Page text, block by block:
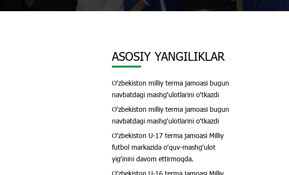
ASOSIY YANGILIKLAR
Oʻzbekiston milliy terma jamoasi bugun
navbatdagi mashgʻulotlarini oʻtkazdi
Oʻzbekiston milliy terma jamoasi bugun
navbatdagi mashgʻulotlarini oʻtkazdi
Oʻzbekiston U-17 terma jamoasi Milliy
futbol markazida oʻquv-mashgʻulot
yigʻinini davom ettirmoqda.
Oʻzbekiston U-16 terma jamoasi Milliy